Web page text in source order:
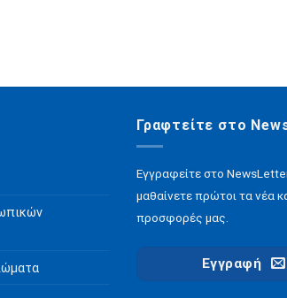
Γραφτείτε στο
Εγγραφείτε στο
μαθαίνετε πρώτοι τα νέα
προσφορές μας.
Εγγραφή